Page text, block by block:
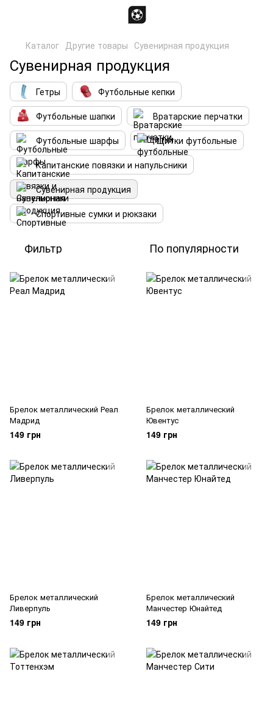
Каталог Другие товары Сувенирная продукция
Сувенирная продукция
Гетры
Футбольные кепки
Футбольные шапки
Вратарские перчатки
Футбольные шарфы
Щитки футбольные
Капитанские повязки и напульсники
Сувенирная продукция
Спортивные сумки и рюкзаки
Фильтр По популярности
Брелок металлический Реал
Мадрид
149 грн
Брелок металлический
Ювентус
149 грн
Брелок металлический
Ливерпуль
149 грн
Брелок металлический
Манчестер Юнайтед
149 грн